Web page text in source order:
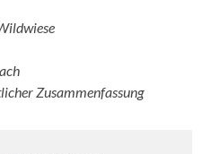
Zusammenfassung